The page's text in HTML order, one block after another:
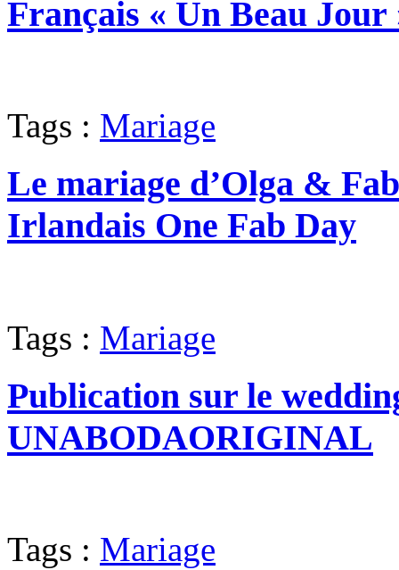
Français « Un Beau Jour
Tags : Mariage
Le mariage d’Olga &
Irlandais One Fab Day
Tags : Mariage
Publication sur le
UNABODAORIGINAL
Tags : Mariage